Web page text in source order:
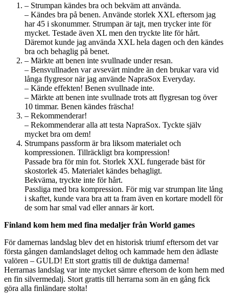
– Strumpan kändes bra och bekväm att använda.
– Kändes bra på benen. Använde storlek XXL eftersom jag
har 45 i skonummer. Strumpan är tajt, men trycker inte för
mycket. Testade även XL men den tryckte lite för hårt.
Däremot kunde jag använda XXL hela dagen och den kändes
bra och behaglig på benet.
– Märkte att benen inte svullnade under resan.
– Bensvullnaden var avsevärt mindre än den brukar vara vid
långa flygresor när jag använde NapraSox Everyday.
– Kände effekten! Benen svullnade inte.
– Märkte att benen inte svullnade trots att flygresan tog över
10 timmar. Benen kändes fräscha!
– Rekommenderar!
– Rekommenderar alla att testa NapraSox. Tyckte själv
mycket bra om dem!
Strumpans passform är bra liksom materialet och
kompressionen. Tillräckligt bra kompression!
Passade bra för min fot. Storlek XXL fungerade bäst för
skostorlek 45. Materialet kändes behagligt.
Bekväma, tryckte inte för hårt.
Passliga med bra kompression. För mig var strumpan lite lång
i skaftet, kunde vara bra att ta fram även en kortare modell för
de som har smal vad eller annars är kort.
Finland kom hem med fina medaljer från World games
För damernas landslag blev det en historisk triumf eftersom det var
första gången damlandslaget deltog och kammade hem den ädlaste
valören – GULD! Ett stort grattis till de duktiga damerna!
Herrarnas landslag var inte mycket sämre eftersom de kom hem med
en fin silvermedalj. Stort grattis till herrarna som än en gång fick
göra alla finländare stolta!